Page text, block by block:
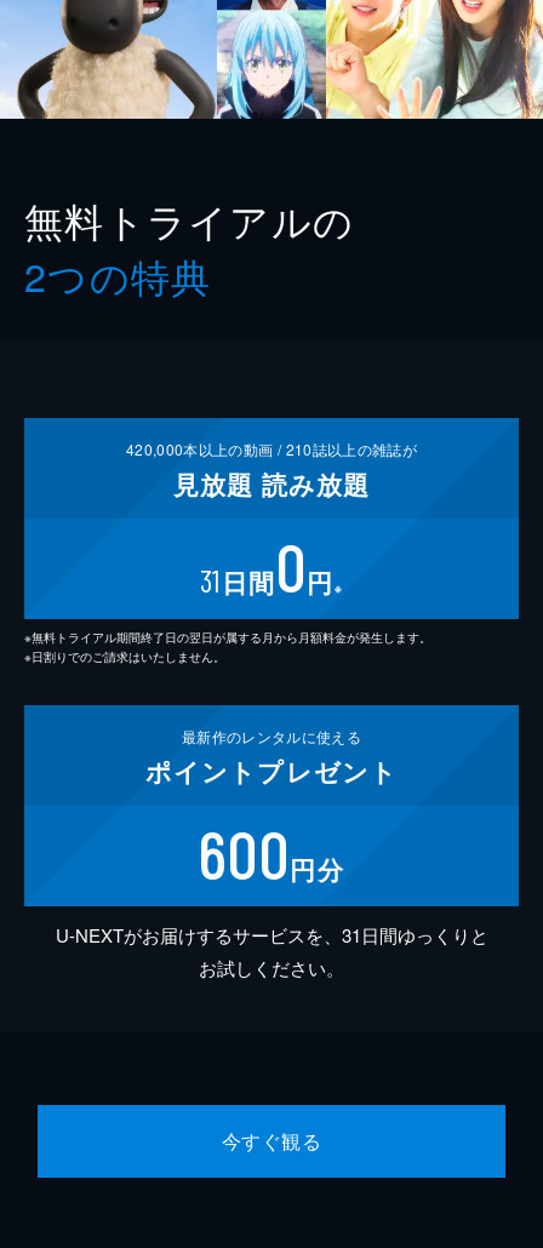
無料トライアルの
2つの特典
420,000本以上の動画 /210誌以上の雑誌が
見放題 読み放題
31 日間0円 ※
※無料トライアル期間終了日の翌日が属する月から月額料金が発生します。
※日割りでのご請求はいたしません。
最新作のレンタルに使える
ポイント プレゼント
600円分
U-NEXTがお届けするサービスを、31日間ゆっくりと
お試しください。
今すぐ観る